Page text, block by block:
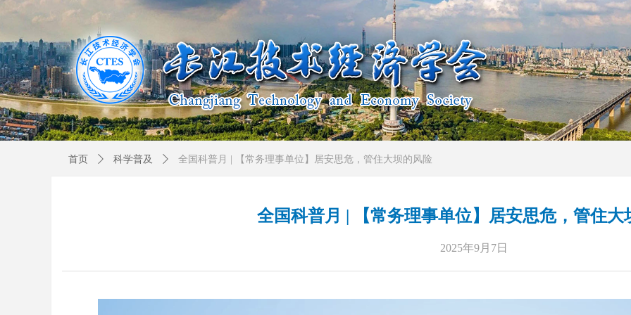
全国科普月 | 【常务理事单位】居安思危，管住大
2025年9月7日
首页 ꄲ 科学普及 ꄲ 全国科普月 | 【常务理事单位】居安思危，管住大坝的风险